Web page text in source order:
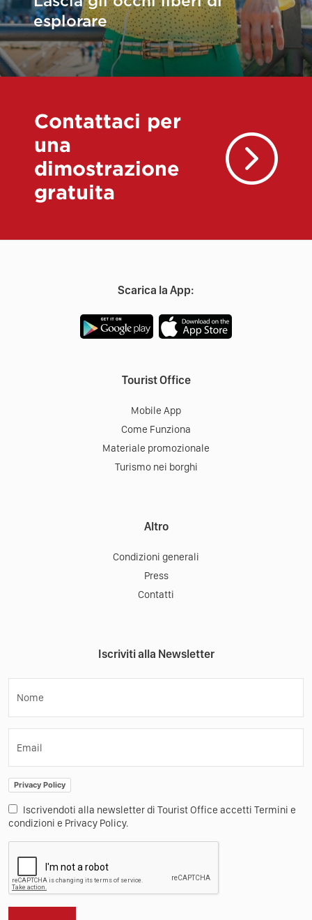
esplorare
Contattaci per
una
dimostrazione
gratuita
Scarica la App:
Tourist Office
Mobile App
Come Funziona
Materiale promozionale
Turismo nei borghi
Altro
Condizioni generali
Press
Contatti
Iscriviti alla Newsletter
Nome
Email
Privacy Policy
Iscrivendoti alla newsletter di Tourist Office accetti Termini e
condizioni e Privacy Policy.